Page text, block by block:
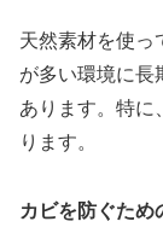
天然素材を使っ
が多い環境に長
あります。特に
ります。
カビを防ぐため